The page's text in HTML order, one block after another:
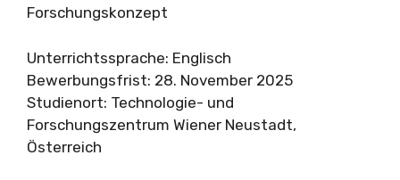
Forschungskonzept
Unterrichtssprache: Englisch
Bewerbungsfrist: 28. November 2025
Studienort: Technologie- und
Forschungszentrum Wiener Neustadt,
Österreich